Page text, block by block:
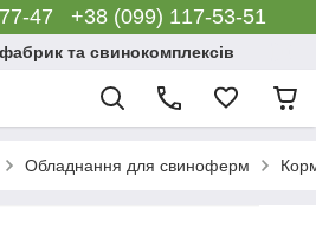
47 +38 (099) 117-53-51
та свинокомплексів
Обладнання для свиноферм